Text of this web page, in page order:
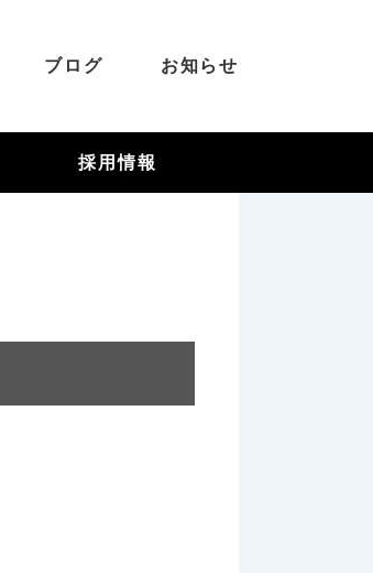
ブログ お知らせ
採用情報